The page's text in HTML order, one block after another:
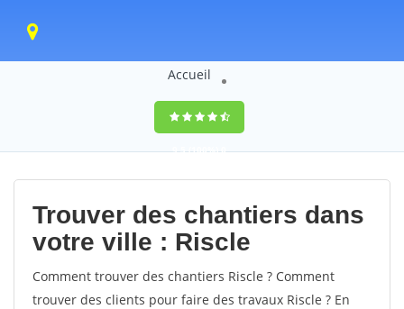
Accueil
9,5(100%)0
votes
Trouver des chantiers dans
votre ville : Riscle
Comment trouver des chantiers Riscle ? Comment
trouver des clients pour faire des travaux Riscle ? En